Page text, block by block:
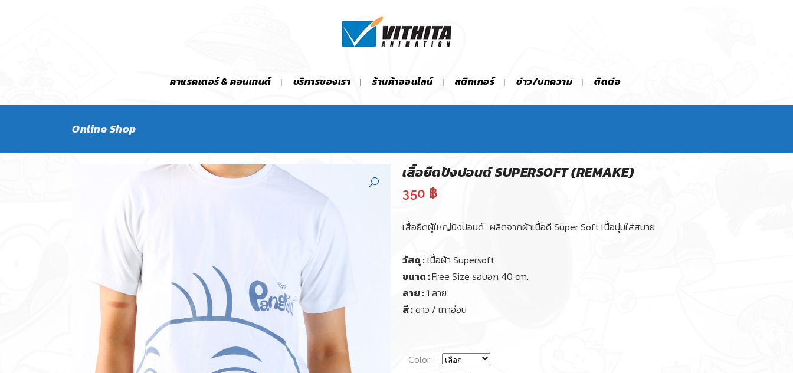
คาแรคเตอร์ & คอนเทนต์ บริการของเรา ร้านค้าออนไลน์ สติกเกอร์ ข่าว/บทความ ติดต่อ
Online Shop
เสื้อยืดปังปอนด์ SUPERSOFT (REMAKE)
350 ฿
เสื้อยืดผู้ใหญ่ปังปอนด์ ผลิตจากผ้าเนื้อดี Super Soft เนื้อนุ่มใส่สบาย
วัสดุ :เนื้อผ้า Supersoft
ขนาด :Free Size รอบอก 40 cm.
ลาย : 1 ลาย
สี :ขาว / เทาอ่อน
Color